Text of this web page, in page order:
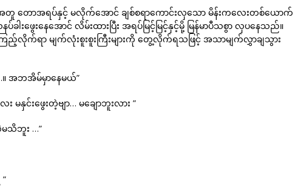
တောအရပ်နှင့် မလိုက်အောင် ချစ်စရာကောင်းလှသော မိန်းကလေးတစ်ယောက်
ဖွေးနေအောင် လိမ်းထားပြီး အရပ်မြင့်မြင့်နှင့်မို့ မြန်မာပီသစွာ လှပနေသည်။
လိုက်ရာ မျက်လုံးစူးစူးကြီးများကို တွေ့လိုက်ရသဖြင့် အသာမျက်လွှာချသွား
အဘအိမ်မှာနေမယ်”
မနှင်းဖွေးတဲ့ဗျာ… မချောဘူးလား ”
သိဘူး …”